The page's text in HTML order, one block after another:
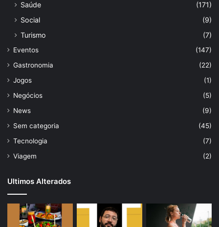
Saúde
(171)
Social
(9)
Turismo
(7)
Eventos
(147)
Gastronomia
(22)
Jogos
(1)
Negócios
(5)
News
(9)
Sem categoria
(45)
Tecnologia
(7)
Viagem
(2)
Ultimos Alterados